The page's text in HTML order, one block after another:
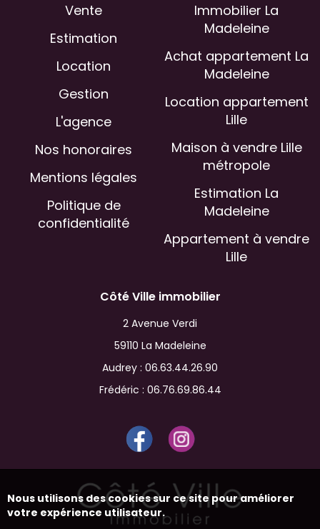
Vente
Estimation
Location
Gestion
L'agence
Nos honoraires
Mentions légales
Politique de
confidentialité
Immobilier La
Madeleine
Achat appartement La
Madeleine
Location appartement
Lille
Maison à vendre Lille
métropole
Estimation La
Madeleine
Appartement à vendre
Lille
Côté Ville immobilier
2 Avenue Verdi
59110 La Madeleine
Audrey : 06.63.44.26.90
Frédéric : 06.76.69.86.44
Nous utilisons des cookies sur ce site pour améliorer
votre expérience utilisateur.